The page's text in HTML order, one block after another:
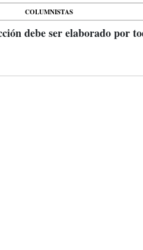
COLUMNISTAS
debe ser elaborado por